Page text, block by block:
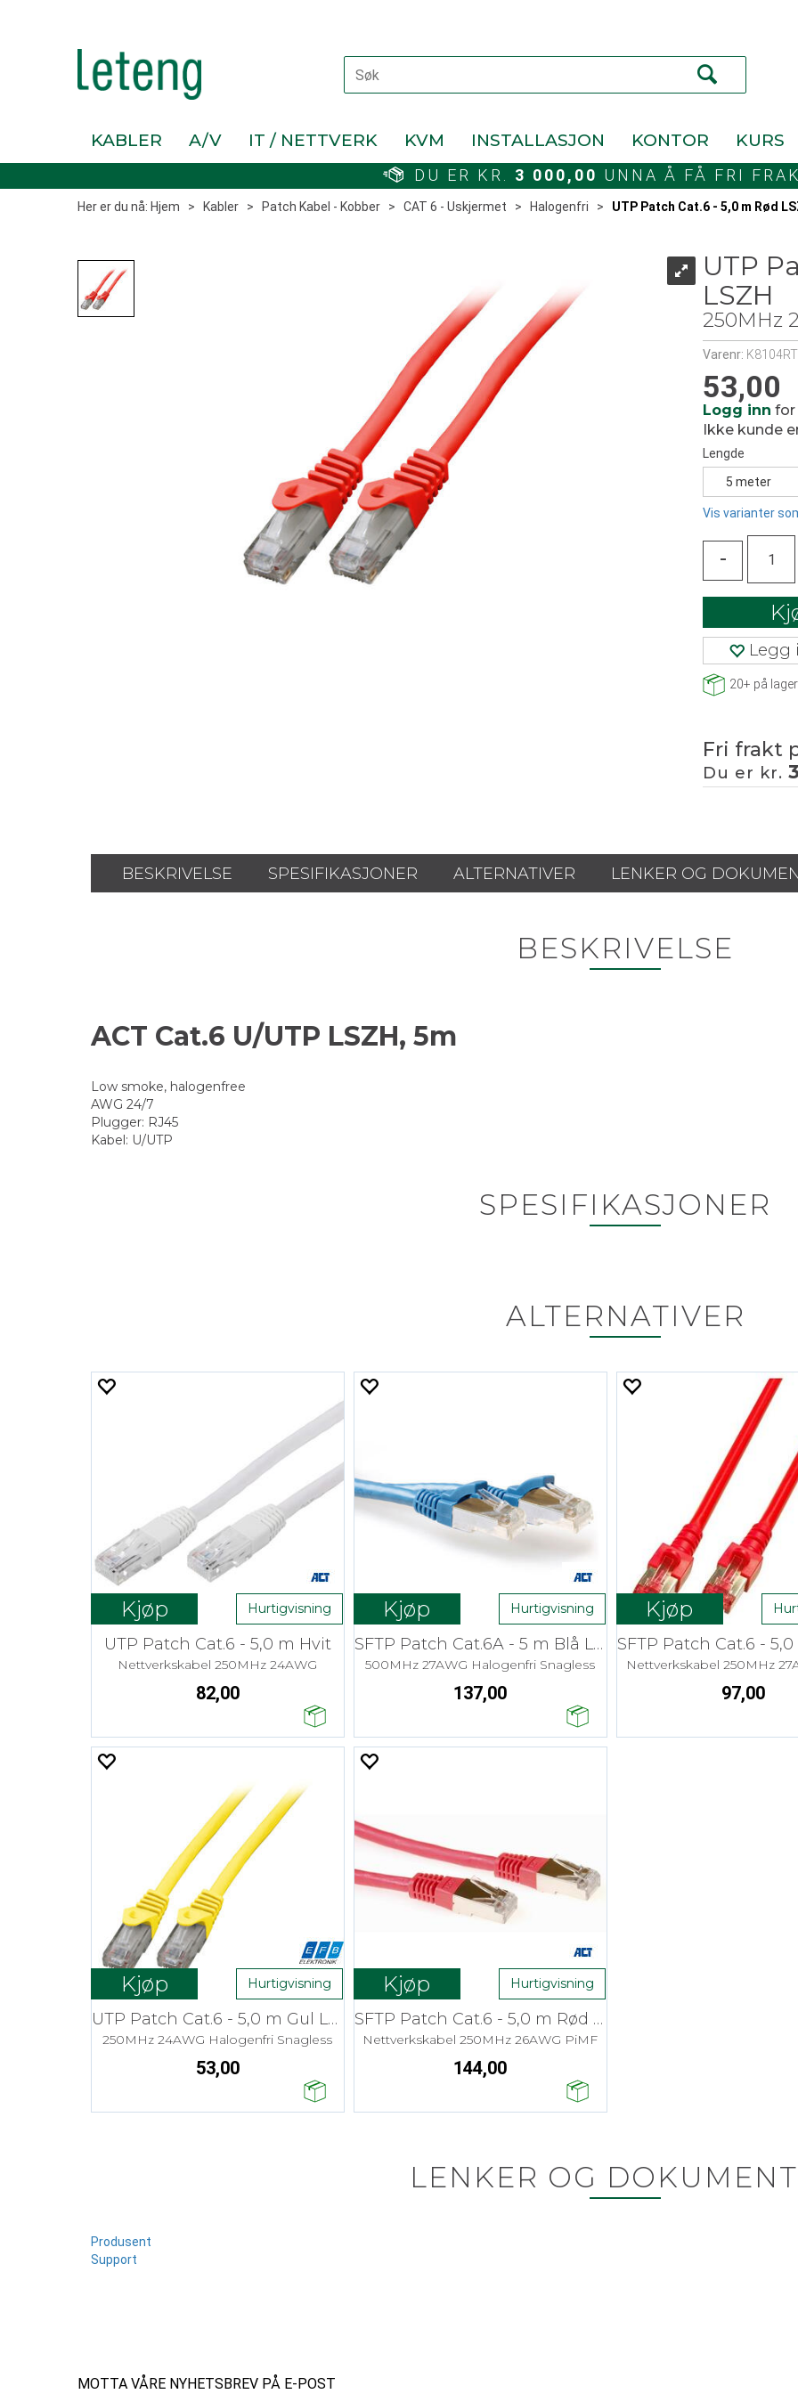
KABLER A/V IT / NETTVERK KVM INSTALLASJON KONTOR KURS
DU ER KR. 3 000,00 UNNA Å FÅ FRI
Her er du nå: Hjem > Kabler > Patch Kabel - Kobber > CAT 6 - Uskjermet > Halogenfri > UTP Patch Cat.6 - 5,0 m Rød
UTP
LSZH
250MHz
Varenr:
53,00
Logg inn for
Ikke kunde
Lengde
5 meter
Vis varianter
-
Legg
20+ på lager
Fri frakt
Du er kr.
BESKRIVELSE SPESIFIKASJONER ALTERNATIVER LENKER OG
BESKRIVELSE
ACT Cat.6 U/UTP LSZH, 5m
Low smoke, halogenfree
AWG 24/7
Plugger: RJ45
Kabel: U/UTP
SPESIFIKASJONER
ALTERNATIVER
Kjøp Hurtigvisning
UTP Patch Cat.6 - 5,0 m Hvit
Nettverkskabel 250MHz 24AWG
82,00
Kjøp Hurtigvisning
SFTP Patch Cat.6A - 5 m Blå LSZH
500MHz 27AWG Halogenfri Snagless
137,00
Kjøp
Nettverkskabel 250MHz
97,00
Kjøp Hurtigvisning
UTP Patch Cat.6 - 5,0 m Gul LSZH
250MHz 24AWG Halogenfri Snagless
53,00
Kjøp Hurtigvisning
SFTP Patch Cat.6 - 5,0 m Rød LSZH
Nettverkskabel 250MHz 26AWG PiMF
144,00
LENKER OG
Produsent
Support
MOTTA VÅRE NYHETSBREV PÅ E-POST